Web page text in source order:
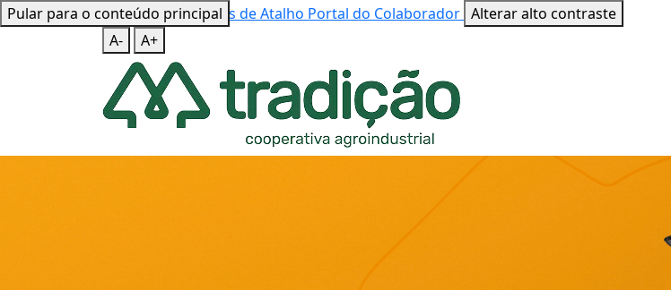
Pular para o conteúdo principal
Mapa do Site Teclas de Atalho Portal do Colaborador Alterar alto contraste
A-
A+